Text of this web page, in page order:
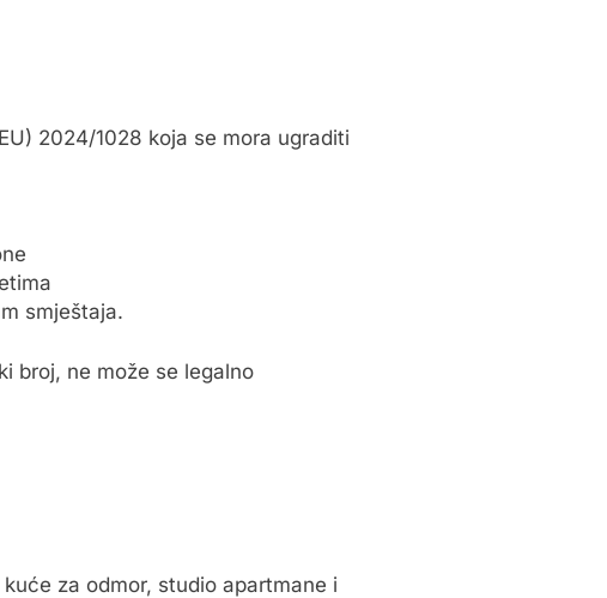
2024/1028 koja se mora ugraditi
smještaja.
broj, ne može se legalno
za odmor, studio apartmane i